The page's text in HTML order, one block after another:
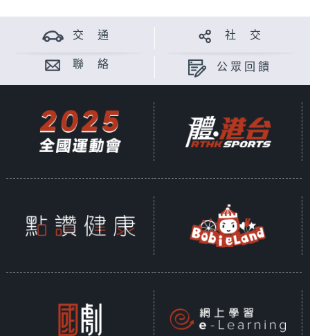
交 通 社 交
聯 絡 公眾回饋